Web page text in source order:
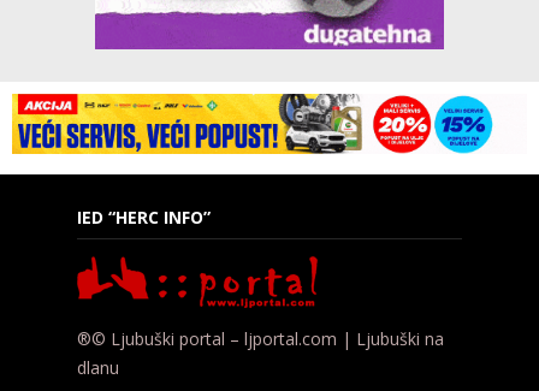
IED “HERC INFO”
®© Ljubuški portal – ljportal.com | Ljubuški na
dlanu